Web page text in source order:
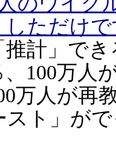
しただけ
推計」で
、100万
万人が再
スト」が